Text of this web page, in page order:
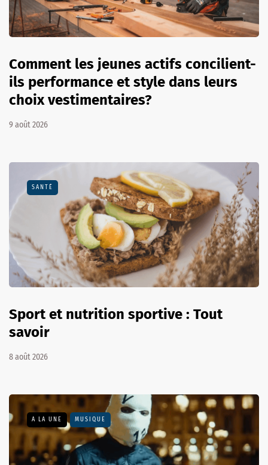
Comment les jeunes actifs concilient-
ils performance et style dans leurs
choix vestimentaires?
9 août 2026
SANTÉ
Sport et nutrition sportive : Tout
savoir
8 août 2026
A LA UNE MUSIQUE